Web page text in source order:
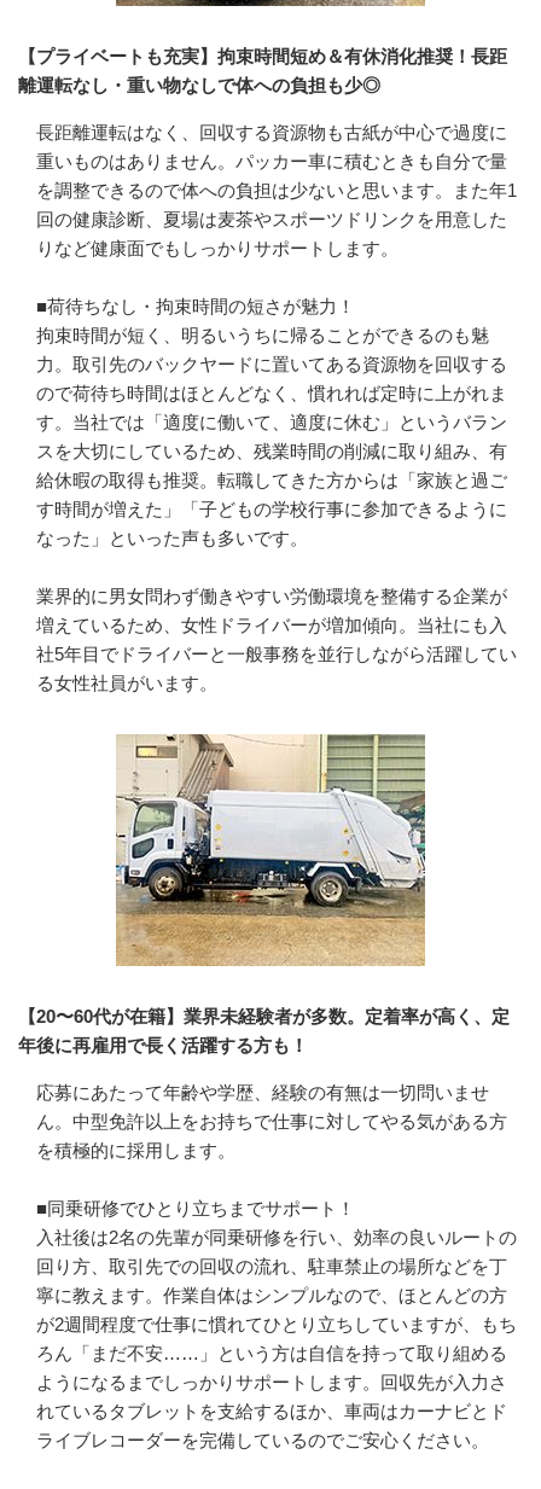
【プライベートも充実】拘束時間短め＆有休消化推奨！長距
離運転なし・重い物なしで体への負担も少◎
長距離運転はなく、回収する資源物も古紙が中心で過度に
重いものはありません。パッカー車に積むときも自分で量
を調整できるので体への負担は少ないと思います。また年1
回の健康診断、夏場は麦茶やスポーツドリンクを用意した
りなど健康面でもしっかりサポートします。
■荷待ちなし・拘束時間の短さが魅力！
拘束時間が短く、明るいうちに帰ることができるのも魅
力。取引先のバックヤードに置いてある資源物を回収する
ので荷待ち時間はほとんどなく、慣れれば定時に上がれま
す。当社では「適度に働いて、適度に休む」というバラン
スを大切にしているため、残業時間の削減に取り組み、有
給休暇の取得も推奨。転職してきた方からは「家族と過ご
す時間が増えた」「子どもの学校行事に参加できるように
なった」といった声も多いです。
業界的に男女問わず働きやすい労働環境を整備する企業が
増えているため、女性ドライバーが増加傾向。当社にも入
社5年目でドライバーと一般事務を並行しながら活躍してい
る女性社員がいます。
【20〜60代が在籍】業界未経験者が多数。定着率が高く、定
年後に再雇用で長く活躍する方も！
応募にあたって年齢や学歴、経験の有無は一切問いませ
ん。中型免許以上をお持ちで仕事に対してやる気がある方
を積極的に採用します。
■同乗研修でひとり立ちまでサポート！
入社後は2名の先輩が同乗研修を行い、効率の良いルートの
回り方、取引先での回収の流れ、駐車禁止の場所などを丁
寧に教えます。作業自体はシンプルなので、ほとんどの方
が2週間程度で仕事に慣れてひとり立ちしていますが、もち
ろん「まだ不安……」という方は自信を持って取り組める
ようになるまでしっかりサポートします。回収先が入力さ
れているタブレットを支給するほか、車両はカーナビとド
ライブレコーダーを完備しているのでご安心ください。